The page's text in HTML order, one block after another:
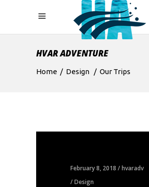
HVAR ADVENTURE
Home / Design / Our Trips
February 8, 2018
hvaradv
Design